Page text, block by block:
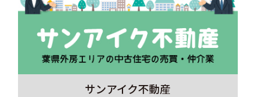
サンアイク不動産